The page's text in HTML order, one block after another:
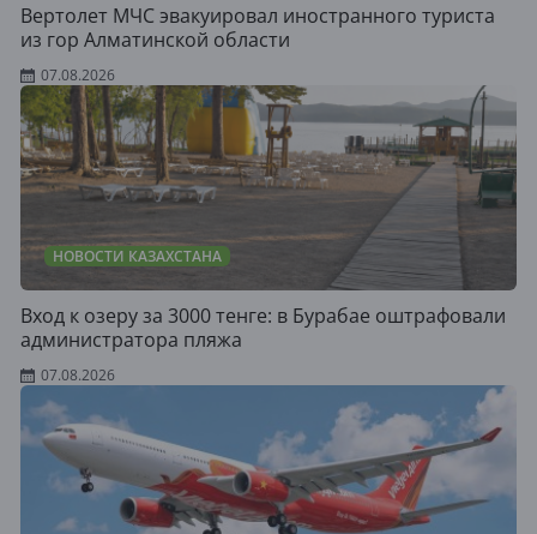
Вертолет МЧС эвакуировал иностранного туриста
из гор Алматинской области
07.08.2026
НОВОСТИ КАЗАХСТАНА
Вход к озеру за 3000 тенге: в Бурабае оштрафовали
администратора пляжа
07.08.2026